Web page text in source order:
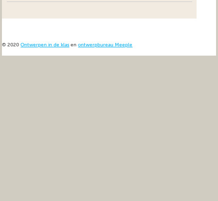
© 2020Ontwerpen in de klas enontwerpbureau Meeple